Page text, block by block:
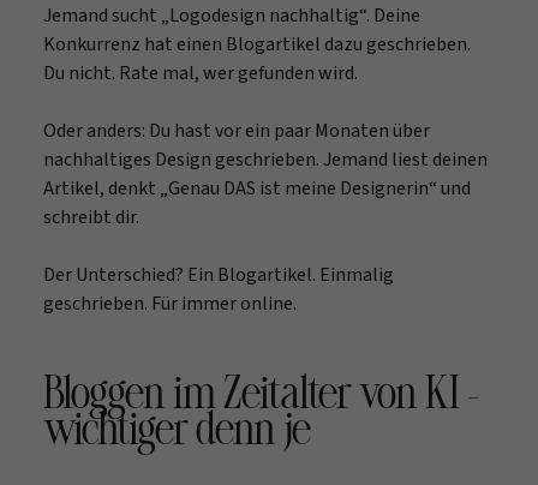
Jemand sucht „Logodesign nachhaltig“. Deine
Konkurrenz hat einen Blogartikel dazu geschrieben.
Du nicht. Rate mal, wer gefunden wird.
Oder anders: Du hast vor ein paar Monaten über
nachhaltiges Design geschrieben. Jemand liest deinen
Artikel, denkt „Genau DAS ist meine Designerin“ und
schreibt dir.
Der Unterschied? Ein Blogartikel. Einmalig
geschrieben. Für immer online.
Bloggen im Zeitalter von KI –
wichtiger denn je